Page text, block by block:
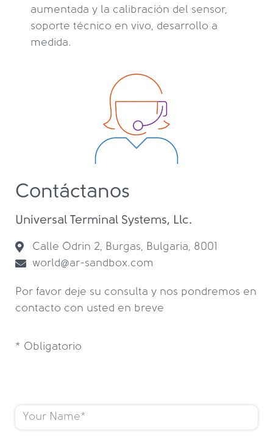
aumentada y la calibración del sensor,
soporte técnico en vivo, desarrollo a
medida.
Contáctanos
Universal Terminal Systems, Llc.
Calle Odrin 2, Burgas, Bulgaria, 8001
world@ar-sandbox.com
Por favor deje su consulta y nos pondremos en
contacto con usted en breve
* Obligatorio